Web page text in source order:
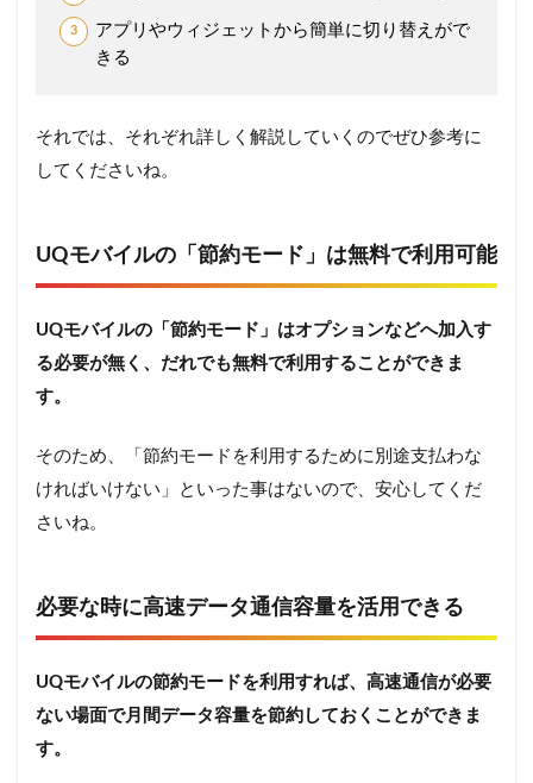
アプリやウィジェットから簡単に切り替えがで
きる
それでは、それぞれ詳しく解説していくのでぜひ参考に
してくださいね。
UQモバイルの「節約モード」は無料で利用可能
UQモバイルの「節約モード」はオプションなどへ加入す
る必要が無く、だれでも無料で利用することができま
す。
そのため、「節約モードを利用するために別途支払わな
ければいけない」といった事はないので、安心してくだ
さいね。
必要な時に高速データ通信容量を活用できる
UQモバイルの節約モードを利用すれば、高速通信が必要
ない場面で月間データ容量を節約しておくことができま
す。